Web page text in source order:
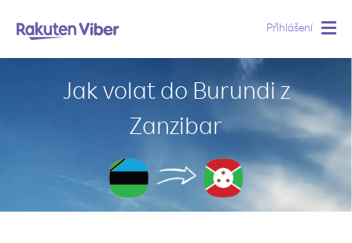
Přihlášení
Jak volat do Burundi z
Zanzibar